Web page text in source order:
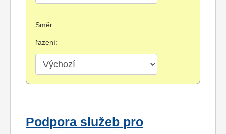
Směr
řazení:
Podpora služeb pro